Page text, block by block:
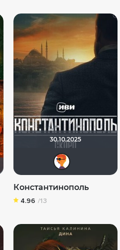
30.10.2025
Константинополь
4.96 /13